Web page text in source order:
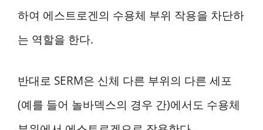
하여 에스트로겐의 수용체 부위 작용을 차단하
는 역할을 한다.
반대로 SERM은 신체 다른 부위의 다른 세포
(예를 들어 놀바덱스의 경우 간)에서도 수용체